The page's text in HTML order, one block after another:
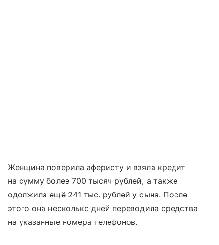
Женщина поверила аферисту и взяла кредит
на сумму более 700 тысяч рублей, а также
одолжила ещё 241 тыс. рублей у сына. После
этого она несколько дней переводила средства
на указанные номера телефонов.